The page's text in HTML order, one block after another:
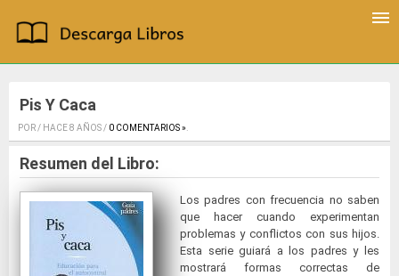
Pis Y Caca
POR / HACE 8 AÑOS / 0 COMENTARIOS ».
Resumen del Libro:
Los padres con frecuencia no saben
que hacer cuando experimentan
problemas y conflictos con sus hijos.
Esta serie guiará a los padres y les
mostrará formas correctas de